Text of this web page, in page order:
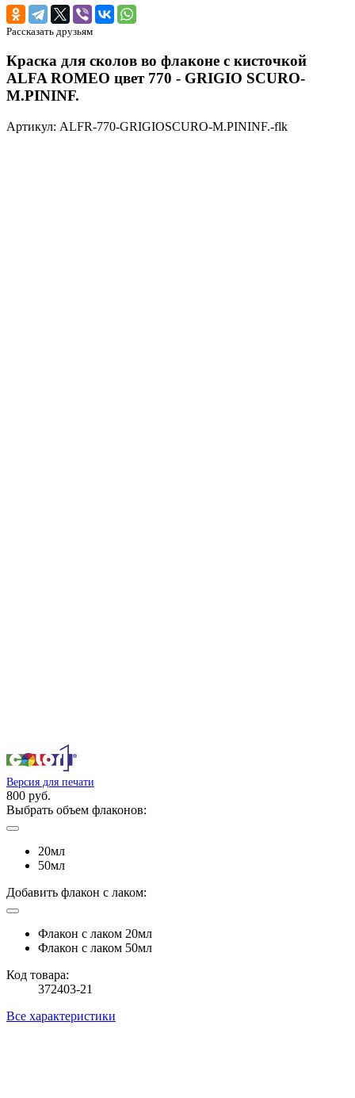
Рассказать друзьям
Краска для сколов во флаконе с кисточкой
ALFA ROMEO цвет 770 - GRIGIO SCURO-
M.PININF.
Артикул: ALFR-770-GRIGIOSCURO-M.PININF.-flk
Версия для печати
800 руб.
Выбрать объем флаконов:
20мл
50мл
Добавить флакон с лаком:
Флакон с лаком 20мл
Флакон с лаком 50мл
Код товара:
372403-21
Все характеристики